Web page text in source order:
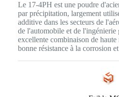
Le 17-4PH est une poudre
par précipitation, largement
additive dans les secteurs de
de l'automobile et de l'ingénierie
excellente combinaison de haute
bonne résistance à la corrosion